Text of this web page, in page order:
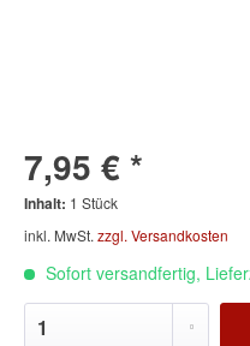
7,95 € *
Inhalt: 1 Stück
inkl. MwSt.zzgl. Versandkosten
Sofort versandfertig,